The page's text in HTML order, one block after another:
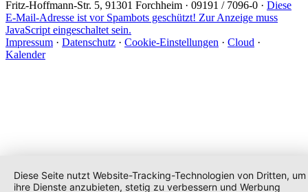
Fritz-Hoffmann-Str. 5, 91301 Forchheim · 09191 / 7096-0 · Diese
E-Mail-Adresse ist vor Spambots geschützt! Zur Anzeige muss
JavaScript eingeschaltet sein.
Impressum · Datenschutz · Cookie-Einstellungen · Cloud ·
Kalender
Diese Seite nutzt Website-Tracking-Technologien von Dritten, um
ihre Dienste anzubieten, stetig zu verbessern und Werbung